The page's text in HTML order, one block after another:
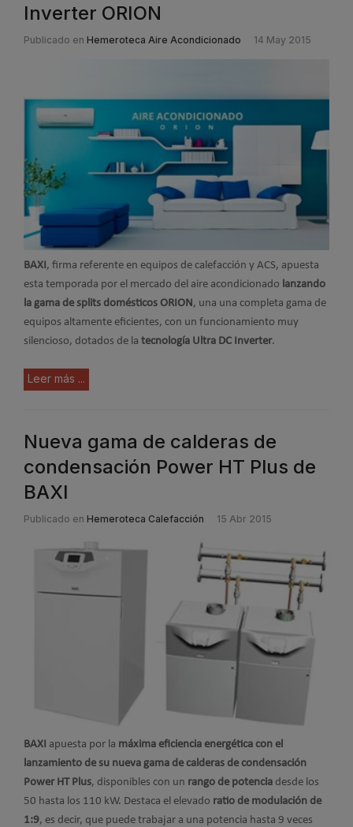
Inverter ORION
Publicado en Hemeroteca Aire Acondicionado 14 May 2015
BAXI, firma referente en equipos de calefacción y ACS, apuesta
esta temporada por el mercado del aire acondicionado lanzando
la gama de splits domésticos ORION, una una completa gama de
equipos altamente eficientes, con un funcionamiento muy
silencioso, dotados de la tecnología Ultra DC Inverter.
Leer más ...
Nueva gama de calderas de
condensación Power HT Plus de
BAXI
Publicado en Hemeroteca Calefacción 15 Abr 2015
BAXI apuesta por la máxima eficiencia energética con el
lanzamiento de su nueva gama de calderas de condensación
Power HT Plus, disponibles con un rango de potencia desde los
50 hasta los 110 kW. Destaca el elevado ratio de modulación de
1:9, es decir, que puede trabajar a una potencia hasta 9 veces